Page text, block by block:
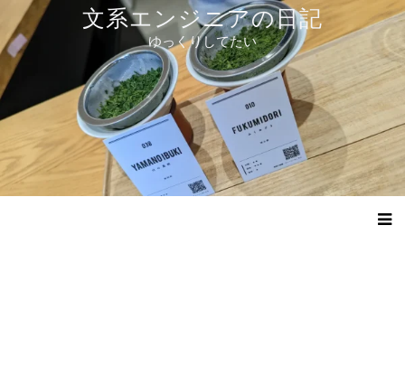
テ
ツ
へ
ス
ッ
プ
文系エンジニアの日記
ゆっくりしてたい